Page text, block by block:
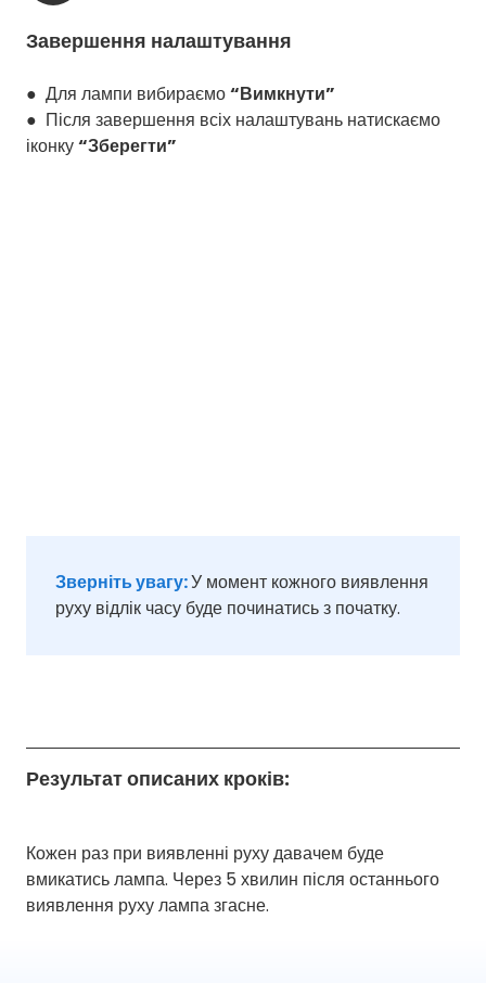
Завершення налаштування
● Для лампи вибираємо“Вимкнути”
● Після завершення всіх налаштувань натискаємо
іконку“Зберегти”
Зверніть увагу:У момент кожного виявлення
руху відлік часу буде починатись з початку.
Результат описаних кроків:
Кожен раз при виявленні руху давачем буде
вмикатись лампа. Через 5 хвилин після останнього
виявлення руху лампа згасне.